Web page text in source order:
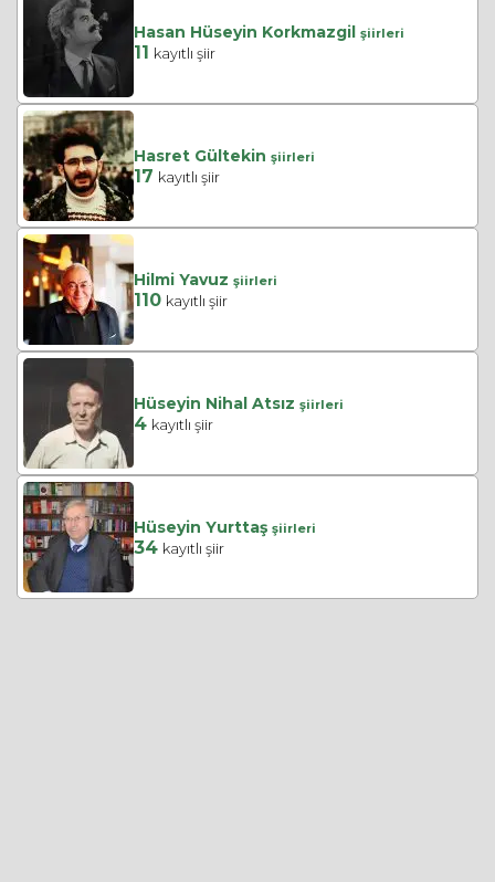
Hasan Hüseyin Korkmazgil şiirleri
11 kayıtlı şiir
Hasret Gültekin şiirleri
17 kayıtlı şiir
Hilmi Yavuz şiirleri
110 kayıtlı şiir
Hüseyin Nihal Atsız şiirleri
4 kayıtlı şiir
Hüseyin Yurttaş şiirleri
34 kayıtlı şiir